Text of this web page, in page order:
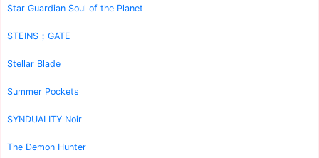
Star Guardian Soul of the Planet
STEINS；GATE
Stellar Blade
Summer Pockets
SYNDUALITY Noir
The Demon Hunter